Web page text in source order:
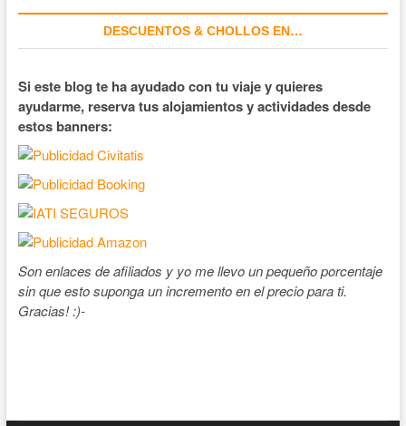
DESCUENTOS & CHOLLOS EN…
Si este blog te ha ayudado con tu viaje y quieres
ayudarme, reserva tus alojamientos y actividades desde
estos banners:
Son enlaces de afiliados y yo me llevo un pequeño porcentaje
sin que esto suponga un incremento en el precio para ti.
Gracias! :)-